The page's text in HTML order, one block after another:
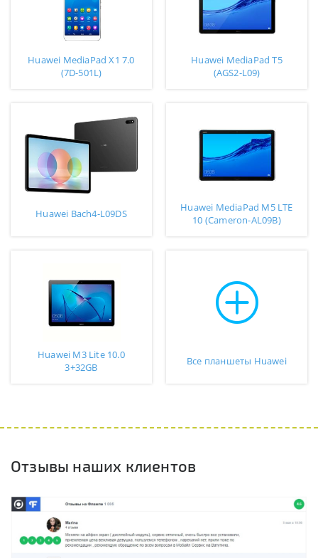
Huawei MediaPad X1 7.0
(7D-501L)
Huawei MediaPad T5
(AGS2-L09)
Huawei Bach4-L09DS
Huawei MediaPad M5 LTE
10 (Cameron-AL09B)
Huawei M3 Lite 10.0
3+32GB
Все планшеты Huawei
Отзывы наших клиентов